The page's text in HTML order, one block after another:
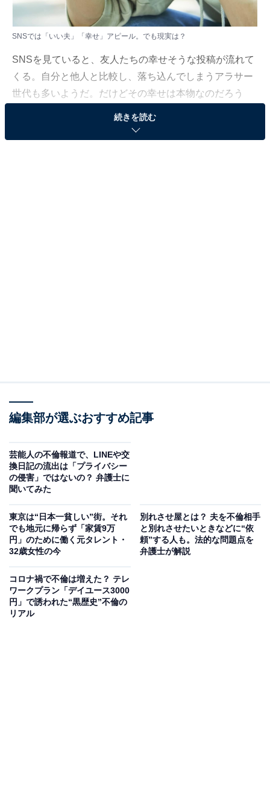
SNSでは「いい夫」「幸せ」アピール。でも現実は？
SNSを見ていると、友人たちの幸せそうな投稿が流れて
くる。自分と他人と比較し、落ち込んでしまうアラサー
世代も多いようだ。だけどその幸せは本物なのだろう
人いる。知人や同世代の女性が中心だ。
「この前の結婚記念日なんて、夫に当日にドタキャンさ
れてさ。レストランの写真は1週間以上前のやつ」
痴を吐くようになる。しかし、スマートフォンの画面に
映し出されたA子の日常はまぎれもなく“幸せ”なのだ。
三昧のA子。
SNS上での自分と現実での自分。“2つの自分”の間にギャ
続きを読む
編集部が選ぶおすすめ記事
芸能人の不倫報道で、LINEや交
換日記の流出は「プライバシー
の侵害」ではないの？ 弁護士に
聞いてみた
東京は“日本一貧しい”街。それ
でも地元に帰らず「家賃9万
円」のために働く元タレント・
32歳女性の今
別れさせ屋とは？ 夫を不倫相手
と別れさせたいときなどに“依
頼”する人も。法的な問題点を
弁護士が解説
コロナ禍で不倫は増えた？ テレ
ワークプラン「デイユース3000
円」で誘われた“黒歴史”不倫の
リアル